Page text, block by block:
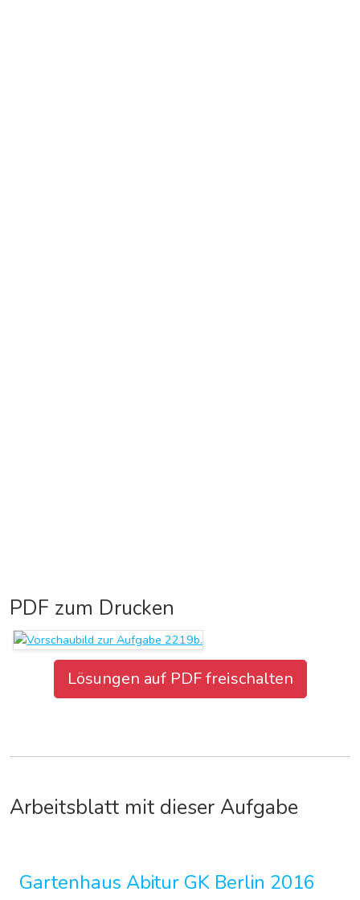
PDF zum Drucken
Aufgabenblatt herunterladen
Lösungen auf PDF freischalten
Arbeitsblatt mit dieser Aufgabe
Gartenhaus Abitur GK Berlin 2016